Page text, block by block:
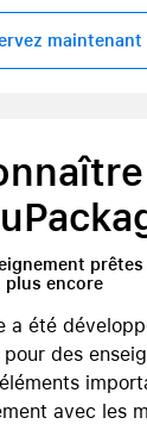
maintenant
plus encore
a été
des
avec les